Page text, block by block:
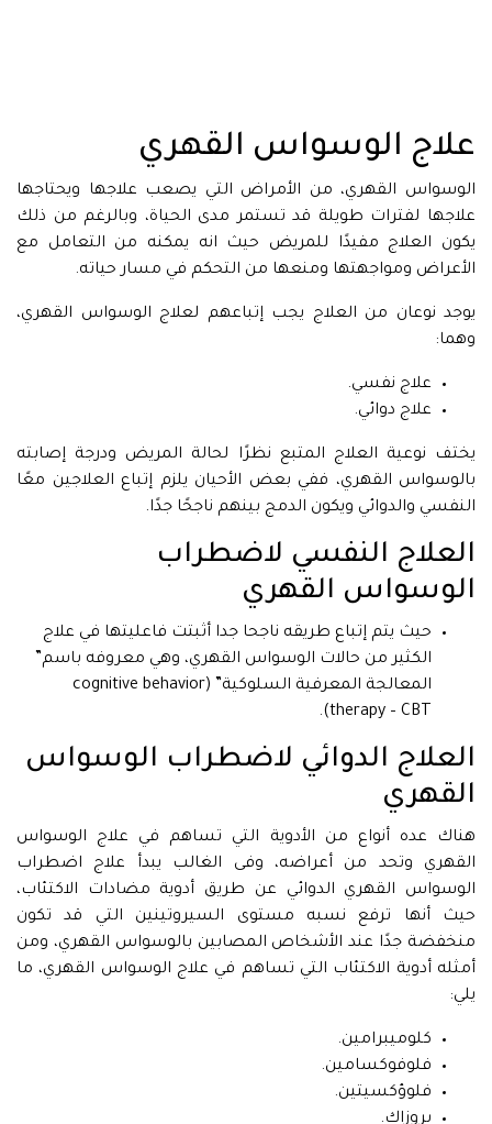
علاج الوسواس القهري
الوسواس القهري، من الأمراض التي يصعب علاجها ويحتاجها
علاجها لفترات طويلة قد تستمر مدى الحياة، وبالرغم من ذلك
يكون العلاج مفيدًا للمريض حيث انه يمكنه من التعامل مع
الأعراض ومواجهتها ومنعها من التحكم في مسار حياته.
يوجد نوعان من العلاج يجب إتباعهم لعلاج الوسواس القهري،
وهما:
علاج نفسي.
علاج دوائي.
يختف نوعية العلاج المتبع نظرًا لحالة المريض ودرجة إصابته
بالوسواس القهري، ففي بعض الأحيان يلزم إتباع العلاجين معًا
النفسي والدوائي ويكون الدمج بينهم ناجحًا جدًا.
العلاج النفسي لاضطراب
الوسواس القهري
حيث يتم إتباع طريقه ناجحا جدا أثبتت فاعليتها في علاج
الكثير من حالات الوسواس القهري، وهي معروفه باسم”
المعالجة المعرفية السلوكية” (cognitive behavior
therapy – CBT).
العلاج الدوائي لاضطراب الوسواس
القهري
هناك عده أنواع من الأدوية التي تساهم في علاج الوسواس
القهري وتحد من أعراضه، وفى الغالب يبدأ علاج اضطراب
الوسواس القهري الدوائي عن طريق أدوية مضادات الاكتئاب،
حيث أنها ترفع نسبه مستوى السيروتينين التي قد تكون
منخفضة جدًا عند الأشخاص المصابين بالوسواس القهري، ومن
أمثله أدوية الاكتئاب التي تساهم في علاج الوسواس القهري، ما
يلي:
كلوميبرامين.
فلوفوكسامين.
فلوؤكسيتين.
بروزاك.